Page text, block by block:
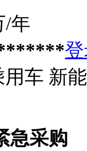
/年
用车 新
急采购